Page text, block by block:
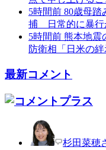
5時間前 80歳母
捕 日常的に暴行
5時間前 熊本地震
防衛相「日米の絆
最新コメント
杉田菜穂